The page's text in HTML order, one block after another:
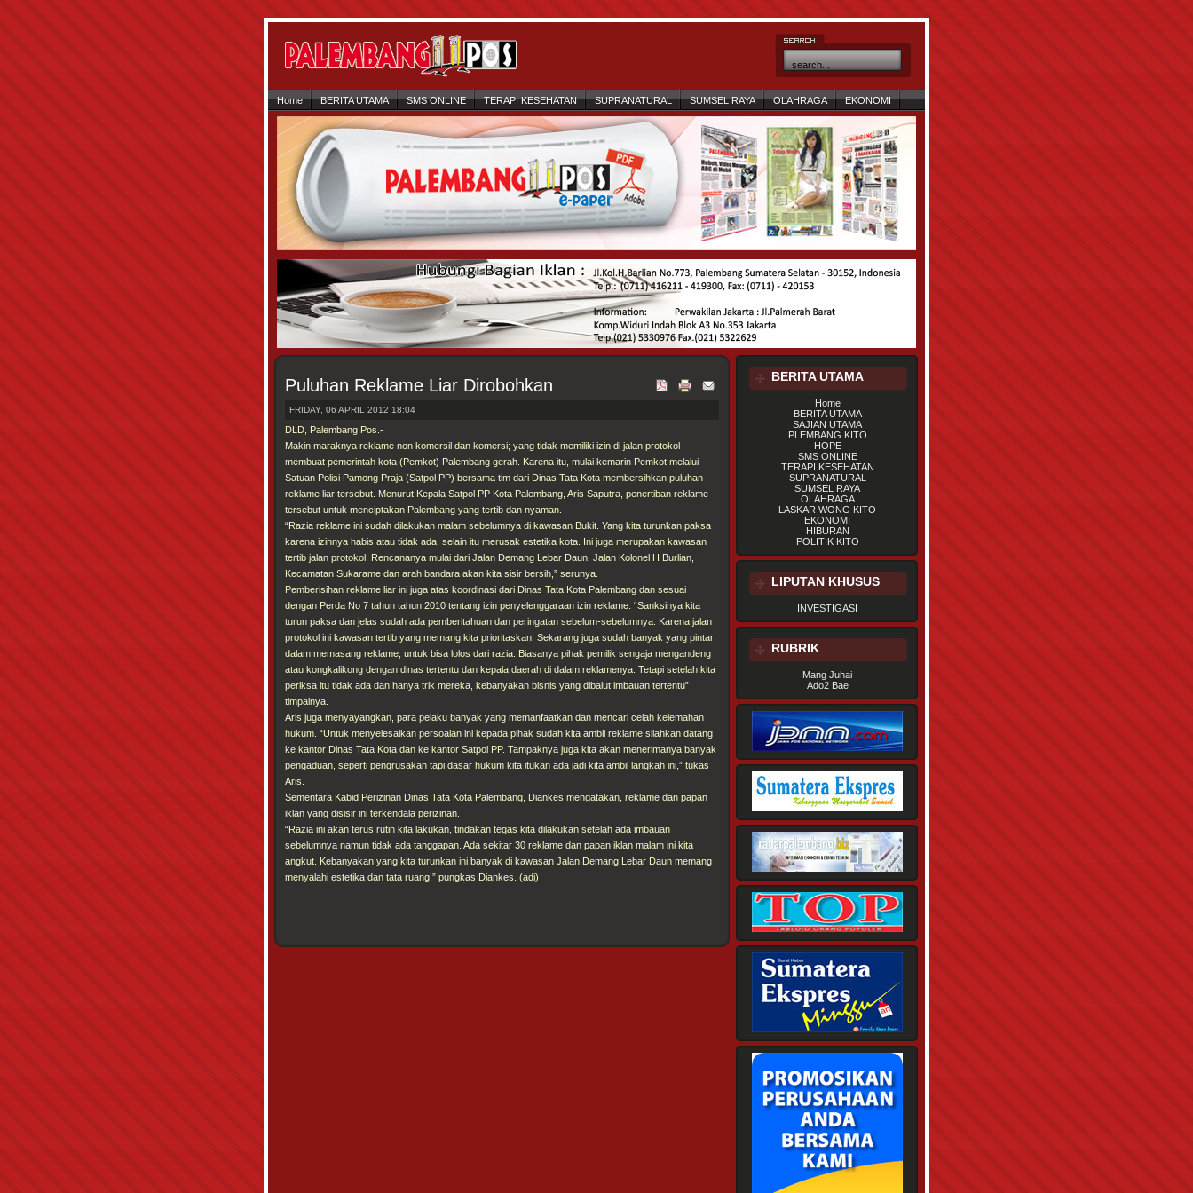
Home BERITA UTAMA SMS ONLINE TERAPI KESEHATAN SUPRANATURAL SUMSEL RAYA OLAHRAGA EKONOMI
BERITA UTAMA
Home
BERITA UTAMA
SAJIAN UTAMA
PLEMBANG KITO
HOPE
SMS ONLINE
TERAPI KESEHATAN
SUPRANATURAL
SUMSEL RAYA
OLAHRAGA
LASKAR WONG KITO
EKONOMI
HIBURAN
POLITIK KITO
LIPUTAN KHUSUS
INVESTIGASI
RUBRIK
Mang Juhai
Ado2 Bae
Puluhan Reklame Liar Dirobohkan
FRIDAY, 06 APRIL 2012 18:04
DLD, Palembang Pos.-
Makin maraknya reklame non komersil dan komersi; yang tidak memiliki izin di jalan protokol
membuat pemerintah kota (Pemkot) Palembang gerah. Karena itu, mulai kemarin Pemkot melalui
Satuan Polisi Pamong Praja (Satpol PP) bersama tim dari Dinas Tata Kota membersihkan puluhan
reklame liar tersebut. Menurut Kepala Satpol PP Kota Palembang, Aris Saputra, penertiban reklame
tersebut untuk menciptakan Palembang yang tertib dan nyaman.
“Razia reklame ini sudah dilakukan malam sebelumnya di kawasan Bukit. Yang kita turunkan paksa
karena izinnya habis atau tidak ada, selain itu merusak estetika kota. Ini juga merupakan kawasan
tertib jalan protokol. Rencananya mulai dari Jalan Demang Lebar Daun, Jalan Kolonel H Burlian,
Kecamatan Sukarame dan arah bandara akan kita sisir bersih,” serunya.
Pemberisihan reklame liar ini juga atas koordinasi dari Dinas Tata Kota Palembang dan sesuai
dengan Perda No 7 tahun tahun 2010 tentang izin penyelenggaraan izin reklame. “Sanksinya kita
turun paksa dan jelas sudah ada pemberitahuan dan peringatan sebelum-sebelumnya. Karena jalan
protokol ini kawasan tertib yang memang kita prioritaskan. Sekarang juga sudah banyak yang pintar
dalam memasang reklame, untuk bisa lolos dari razia. Biasanya pihak pemilik sengaja mengandeng
atau kongkalikong dengan dinas tertentu dan kepala daerah di dalam reklamenya. Tetapi setelah kita
periksa itu tidak ada dan hanya trik mereka, kebanyakan bisnis yang dibalut imbauan tertentu”
timpalnya.
Aris juga menyayangkan, para pelaku banyak yang memanfaatkan dan mencari celah kelemahan
hukum. “Untuk menyelesaikan persoalan ini kepada pihak sudah kita ambil reklame silahkan datang
ke kantor Dinas Tata Kota dan ke kantor Satpol PP. Tampaknya juga kita akan menerimanya banyak
pengaduan, seperti pengrusakan tapi dasar hukum kita itukan ada jadi kita ambil langkah ini,” tukas
Aris.
Sementara Kabid Perizinan Dinas Tata Kota Palembang, Diankes mengatakan, reklame dan papan
iklan yang disisir ini terkendala perizinan.
“Razia ini akan terus rutin kita lakukan, tindakan tegas kita dilakukan setelah ada imbauan
sebelumnya namun tidak ada tanggapan. Ada sekitar 30 reklame dan papan iklan malam ini kita
angkut. Kebanyakan yang kita turunkan ini banyak di kawasan Jalan Demang Lebar Daun memang
menyalahi estetika dan tata ruang,” pungkas Diankes. (adi)